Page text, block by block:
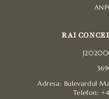
RAI
Adresa: Bulevardul
Telefon: